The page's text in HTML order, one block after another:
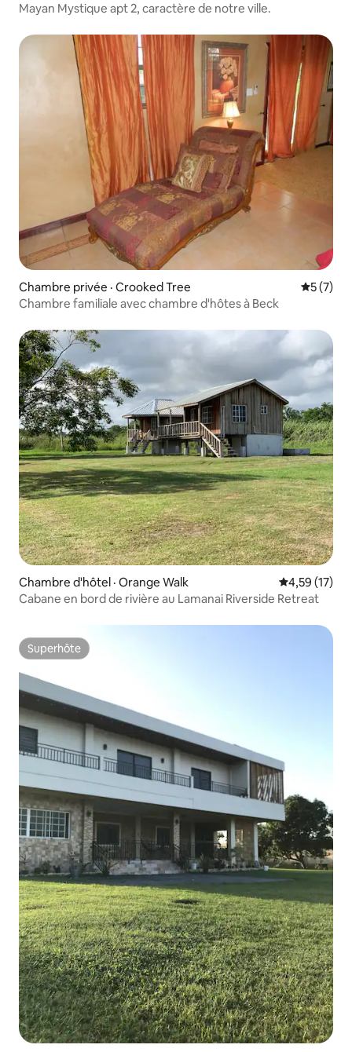
Mayan Mystique apt 2, caractère de notre ville.
Chambre privée · Crooked Tree Note
5 (7)
Chambre familiale avec chambre d'hôtes à Beck
Chambre d'hôtel · Orange Walk Note
4,59 (17)
Cabane en bord de rivière au Lamanai Riverside Retreat
Superhôte
Superhôte